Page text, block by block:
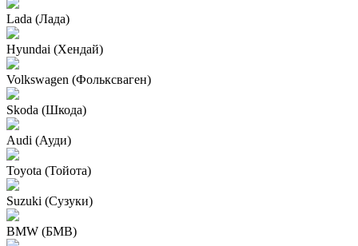
Lada (Лада)
Hyundai (Хендай)
Volkswagen (Фольксваген)
Skoda (Шкода)
Audi (Ауди)
Toyota (Тойота)
Suzuki (Сузуки)
BMW (БМВ)